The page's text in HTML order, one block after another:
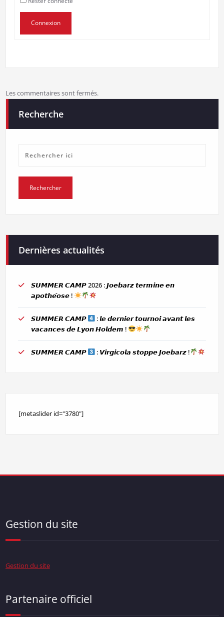
Connexion
Les commentaires sont fermés.
Recherche
Dernières actualités
𝙎𝙐𝙈𝙈𝙀𝙍 𝘾𝘼𝙈𝙋 2026 : 𝙅𝙤𝙚𝙗𝙖𝙧𝙯 𝙩𝙚𝙧𝙢𝙞𝙣𝙚 𝙚𝙣
𝙖𝙥𝙤𝙩𝙝𝙚́𝙤𝙨𝙚 !
𝙎𝙐𝙈𝙈𝙀𝙍 𝘾𝘼𝙈𝙋
: 𝙡𝙚 𝙙𝙚𝙧𝙣𝙞𝙚𝙧 𝙩𝙤𝙪𝙧𝙣𝙤𝙞 𝙖𝙫𝙖𝙣𝙩 𝙡𝙚𝙨
𝙫𝙖𝙘𝙖𝙣𝙘𝙚𝙨 𝙙𝙚 𝙇𝙮𝙤𝙣 𝙃𝙤𝙡𝙙𝙚𝙢 !
𝙎𝙐𝙈𝙈𝙀𝙍 𝘾𝘼𝙈𝙋 : 𝙑𝙞𝙧𝙜𝙞𝙘𝙤𝙡𝙖 𝙨𝙩𝙤𝙥𝙥𝙚 𝙅𝙤𝙚𝙗𝙖𝙧𝙯 !
[metaslider id="3780"]
Gestion du site
Gestion du site
Partenaire officiel